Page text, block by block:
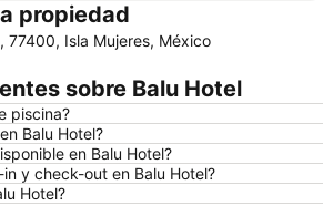
Summit
Terminal de autobuses de Cancún
Plaza La Isla
Day
Plaza Kukulcan
Langosta
Playa Lancheros
Parque Nacional Isla Contoy
Punta Sur
propiedad
77400, Isla Mujeres, México
sobre Balu Hotel
piscina?
Balu Hotel?
en Balu Hotel?
y check-out en Balu Hotel?
Hotel?